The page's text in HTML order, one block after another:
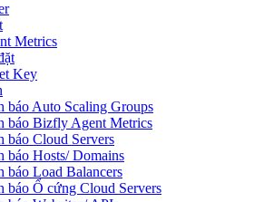
Metrics
Key
báo Auto Scaling Groups
báo Bizfly Agent Metrics
báo Cloud Servers
báo Hosts/ Domains
báo Load Balancers
báo Ổ cứng Cloud Servers